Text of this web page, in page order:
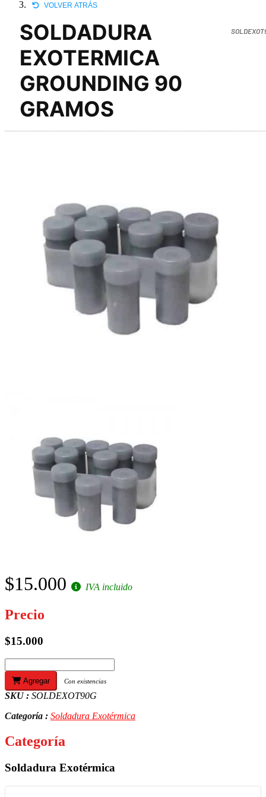
VOLVER ATRÁS
SOLDADURA
EXOTERMICA
GROUNDING 90
GRAMOS
$15.000 IVA incluido
Precio
$15.000
Agregar Con existencias
SKU : SOLDEXOT90G
Categoría : Soldadura Exotérmica
Categoría
Soldadura Exotérmica